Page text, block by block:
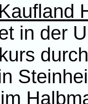
in der